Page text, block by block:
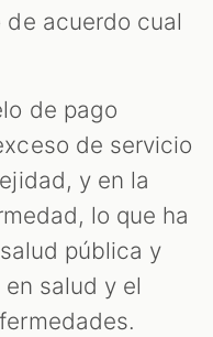
de acuerdo cual
de pago
de servicio
y en la
lo que ha
pública y
salud y el